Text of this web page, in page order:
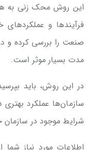
این روش محک زنی به
فرآیندها و
صنعت را بررسی کرده و
مدت بسیار موثر است.
در این روش، باید
سازمان‌ها عملکرد بهتری
شرایط موجود در سازمان
اطلاعات مورد نیاز